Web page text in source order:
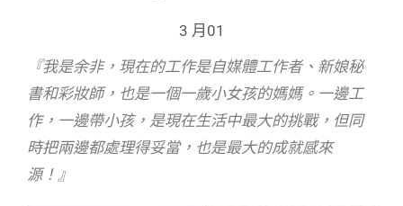
3 月01
『我是余非，現在的工作是自媒體工作者、新娘秘
書和彩妝師，也是一個一歲小女孩的媽媽。一邊工
作，一邊帶小孩，是現在生活中最大的挑戰，但同
時把兩邊都處理得妥當，也是最大的成就感來
源！』